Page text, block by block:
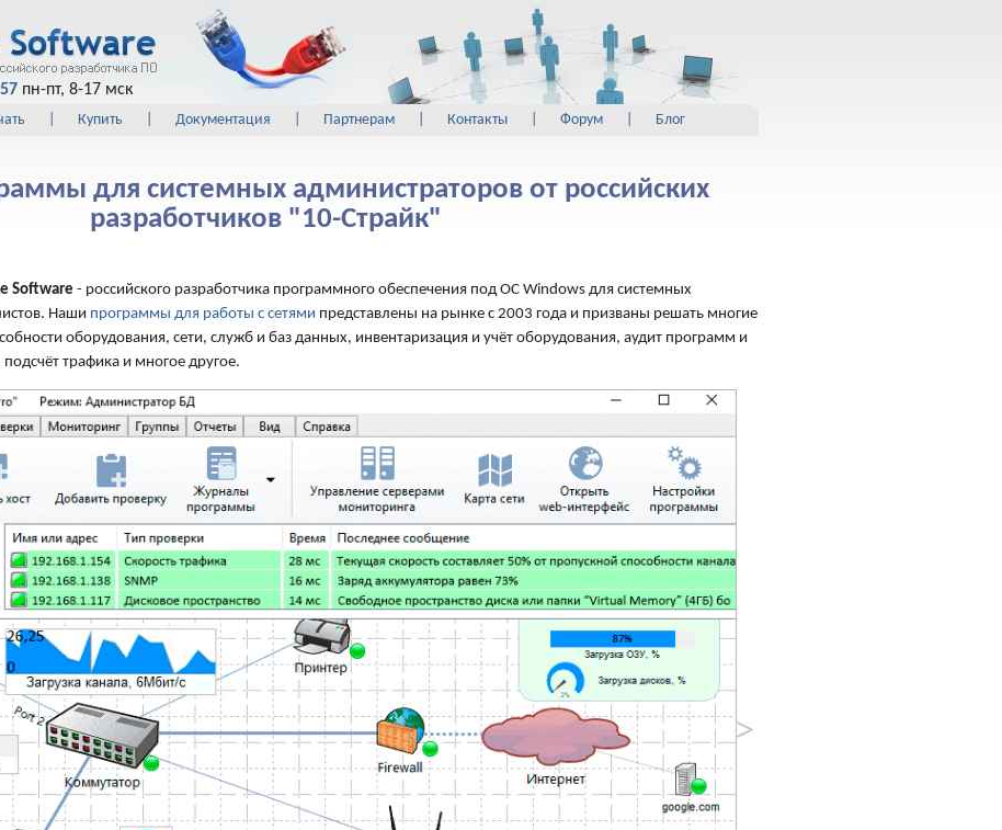
пн-пт, 8-17 мск
Купить Документация Партнерам Контакты Форум
Блог
для системных администраторов от российских
разработчиков "10-Страйк"
Software - российского разработчика программного обеспечения под ОС Windows для системных
Наши программы для работы с сетями представлены на рынке с 2003 года и призваны решать многие
оборудования, сети, служб и баз данных, инвентаризация и учёт оборудования, аудит программ и
трафика и многое другое.